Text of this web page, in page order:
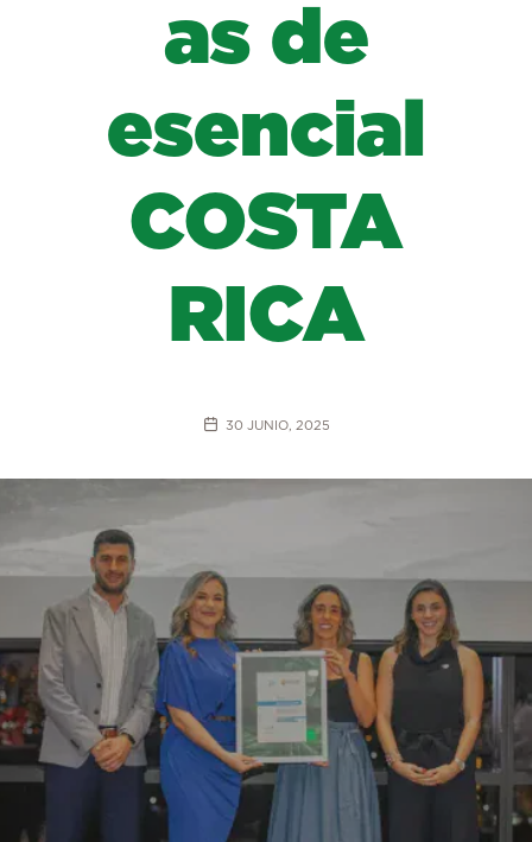
as de
esencial
COSTA
RICA
30 JUNIO, 2025